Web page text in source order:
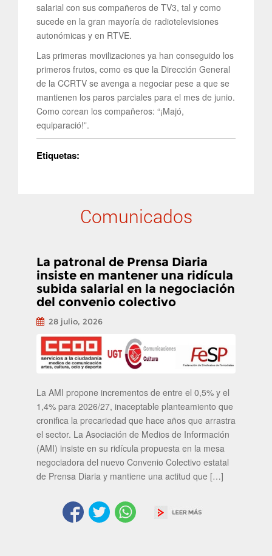
salarial con sus compañeros de TV3, tal y como
sucede en la gran mayoría de radiotelevisiones
autonómicas y en RTVE.
Las primeras movilizaciones ya han conseguido los
primeros frutos, como es que la Dirección General
de la CCRTV se avenga a negociar pese a que se
mantienen los paros parciales para el mes de junio.
Como corean los compañeros: “¡Majó,
equiparació!”.
Etiquetas:
Comunicados
La patronal de Prensa Diaria
insiste en mantener una ridícula
subida salarial en la negociación
del convenio colectivo
28 julio, 2026
La AMI propone incrementos de entre el 0,5% y el
1,4% para 2026/27, inaceptable planteamiento que
cronifica la precariedad que hace años que arrastra
el sector. La Asociación de Medios de Información
(AMI) insiste en su ridícula propuesta en la mesa
negociadora del nuevo Convenio Colectivo estatal
de Prensa Diaria y mantiene una actitud que […]